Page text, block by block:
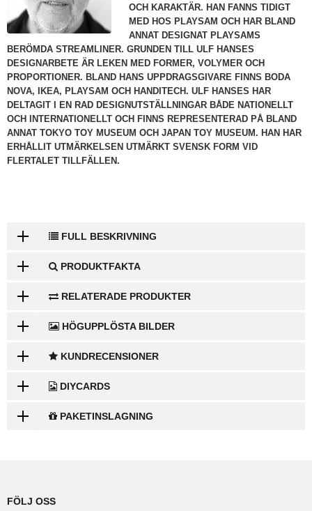
OCH KARAKTÄR. HAN FANNS TIDIGT
MED HOS PLAYSAM OCH HAR BLAND
ANNAT DESIGNAT PLAYSAMS
BERÖMDA STREAMLINER. GRUNDEN TILL ULF HANSES
DESIGNARBETE ÄR LEKEN MED FORMER, VOLYMER OCH
PROPORTIONER. BLAND HANS UPPDRAGSGIVARE FINNS BODA
NOVA, IKEA, PLAYSAM OCH HANDITECH. ULF HANSES HAR
DELTAGIT I EN RAD DESIGNUTSTÄLLNINGAR BÅDE NATIONELLT
OCH INTERNATIONELLT OCH FINNS REPRESENTERAD PÅ BLAND
ANNAT TOKYO TOY MUSEUM OCH JAPAN TOY MUSEUM. HAN HAR
ERHÅLLIT UTMÄRKELSEN UTMÄRKT SVENSK FORM VID
FLERTALET TILLFÄLLEN.
FULL BESKRIVNING
PRODUKTFAKTA
RELATERADE PRODUKTER
HÖGUPPLÖSTA BILDER
KUNDRECENSIONER
DIYCARDS
PAKETINSLAGNING
FÖLJ OSS